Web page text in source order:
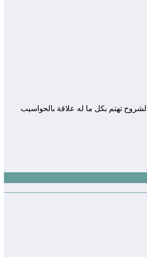
العربي . قلعة الشروح تهتم بكل ما له علاقة بالحواسيب